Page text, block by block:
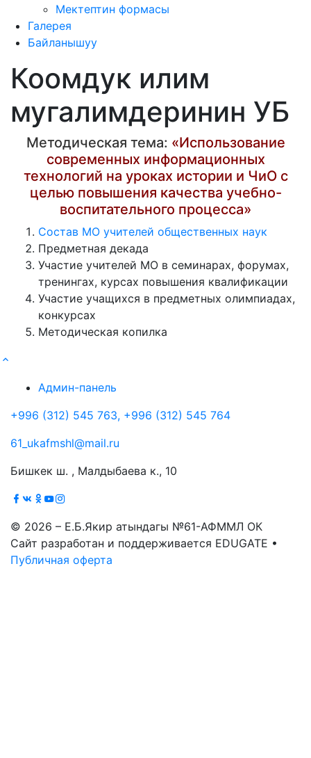
Мектептин формасы
Галерея
Байланышуу
Коомдук илим
мугалимдеринин УБ
Методическая тема: «Использование
современных информационных
технологий на уроках истории и ЧиО с
целью повышения качества учебно-
воспитательного процесса»
Состав МО учителей общественных наук
Предметная декада
Участие учителей МО в семинарах, форумах,
тренингах, курсах повышения квалификации
Участие учащихся в предметных олимпиадах,
конкурсах
Методическая копилка
Админ-панель
+996 (312) 545 763, +996 (312) 545 764
61_ukafmshl@mail.ru
Бишкек ш. , Малдыбаева к., 10
© 2026 – Е.Б.Якир атындагы №61-АФММЛ ОК
Сайт разработан и поддерживается EDUGATE •
Публичная оферта